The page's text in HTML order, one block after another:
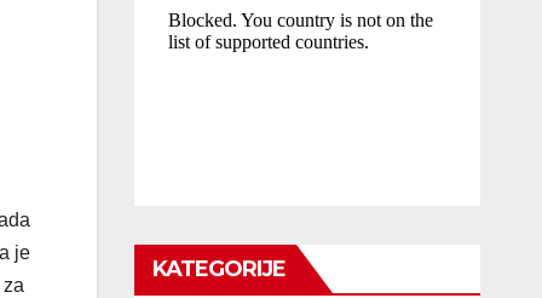
je
KATEGORIJE